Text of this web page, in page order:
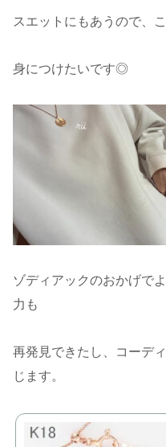
スエットにもあうので、
身につけたいです◎
ゾディアックのおかげで
力も
再発見できたし、コーデ
じます。